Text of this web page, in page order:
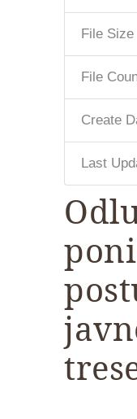
File Size
File
Create
Last